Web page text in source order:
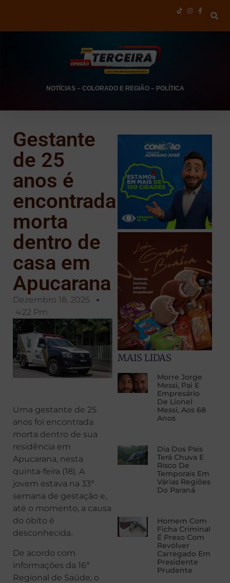
NOTÍCIAS– COLORADO E REGIÃO– POLÍTICA
Gestante
de 25
anos é
encontrada
morta
dentro de
casa em
Apucarana
Dezembro 18, 2025
4:22 Pm
Uma gestante de 25
anos foi encontrada
morta dentro de sua
residência em
Apucarana, nesta
quinta-feira (18). A
jovem estava na 33ª
semana de gestação e,
até o momento, a causa
do óbito é
desconhecida.
De acordo com
informações da 16ª
Regional de Saúde, o
MAIS LIDAS
Morre Jorge
Messi, Pai E
Empresário
De Lionel
Messi, Aos 68
Anos
Dia Dos Pais
Terá Chuva E
Risco De
Temporais Em
Várias Regiões
Do Paraná
Homem Com
Ficha Criminal
É Preso Com
Revólver
Carregado Em
Presidente
Prudente